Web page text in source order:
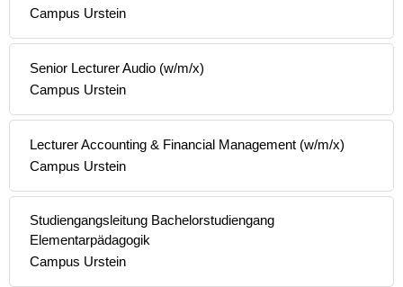
Campus Urstein
Senior Lecturer Audio (w/m/x)
Campus Urstein
Lecturer Accounting & Financial Management (w/m/x)
Campus Urstein
Studiengangsleitung Bachelorstudiengang
Elementarpädagogik
Campus Urstein